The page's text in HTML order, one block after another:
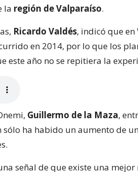
la región de Valparaíso.
Ricardo Valdés, indicó que
en 2014, por lo que los
este año no se repitiera la
Guillermo de la Maza,
ha habido un aumento de
señal de que existe una